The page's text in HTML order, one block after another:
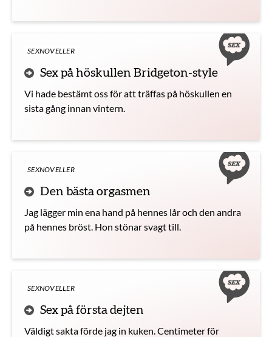
lår, närmare och närmare kukarna.
SEXNOVELLER
Sex på höskullen Bridgeton-style
Vi hade bestämt oss för att träffas på höskullen en
sista gång innan vintern.
SEXNOVELLER
Den bästa orgasmen
Jag lägger min ena hand på hennes lår och den andra
på hennes bröst. Hon stönar svagt till.
SEXNOVELLER
Sex på första dejten
Väldigt sakta förde jag in kuken. Centimeter för